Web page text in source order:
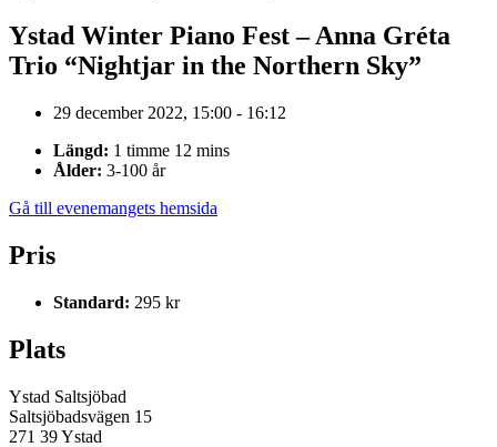
Ystad Winter Piano Fest – Anna Gréta
Trio “Nightjar in the Northern Sky”
29 december 2022, 15:00 - 16:12
Längd: 1 timme 12 mins
Ålder: 3-100 år
Gå till evenemangets hemsida
Pris
Standard: 295 kr
Plats
Ystad Saltsjöbad
Saltsjöbadsvägen 15
271 39 Ystad